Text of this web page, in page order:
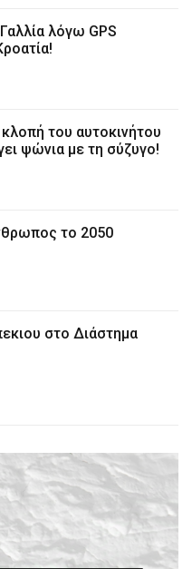
λόγω GPS
του αυτοκινήτου
ψώνια με τη σύζυγο!
το 2050
στο Διάστημα